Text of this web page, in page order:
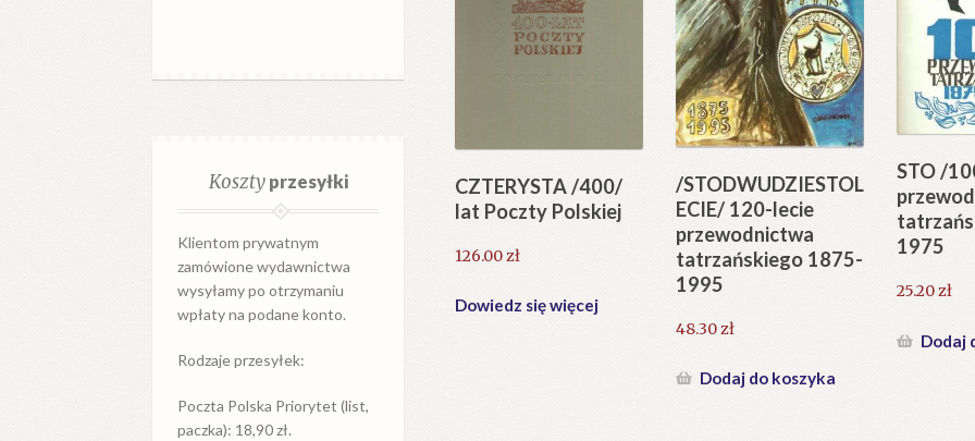
CZTERYSTA /400/
lat Poczty Polskiej
126.00zł
Dowiedz się więcej
/STODWUDZIESTOL
ECIE/ 120-lecie
przewodnictwa
tatrzańskiego 1875-
1995
48.30zł
Dodaj do koszyka
STO /
1975
25.20zł
Dodaj
Kosztyprzesyłki
Klientom prywatnym
zamówione wydawnictwa
wysyłamy po otrzymaniu
wpłaty na podane konto.
Rodzaje przesyłek:
Poczta Polska Priorytet (list,
paczka): 18,90 zł.